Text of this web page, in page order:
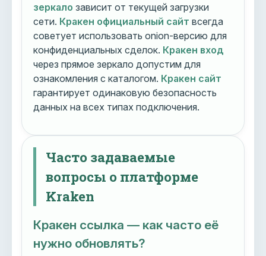
зеркало зависит от текущей загрузки
сети. Кракен официальный сайт всегда
советует использовать onion-версию для
конфиденциальных сделок. Кракен вход
через прямое зеркало допустим для
ознакомления с каталогом. Кракен сайт
гарантирует одинаковую безопасность
данных на всех типах подключения.
Часто задаваемые
вопросы о платформе
Kraken
Кракен ссылка — как часто её
нужно обновлять?